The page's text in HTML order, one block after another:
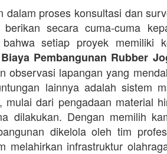
dalam proses konsultasi dan
secara cuma-cuma
bahwa setiap proyek memiliki
Biaya Pembangunan Rubber
observasi lapangan yang
lainnya adalah sistem
mulai dari pengadaan material
dilakukan. Dengan memilih
dikelola oleh tim
melahirkan infrastruktur